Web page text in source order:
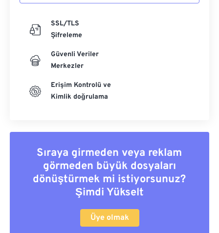
SSL/TLS
Şifreleme
Güvenli Veriler
Merkezler
Erişim Kontrolü ve
Kimlik doğrulama
Sıraya girmeden veya reklam
görmeden büyük dosyaları
dönüştürmek mi istiyorsunuz?
Şimdi Yükselt
Üye olmak